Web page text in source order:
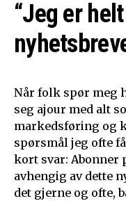
“Jeg er
Når folk spør meg
seg ajour med alt
markedsføring og
spørsmål jeg ofte
kort svar: Abonner
avhengig av dette
det gjerne og ofte,